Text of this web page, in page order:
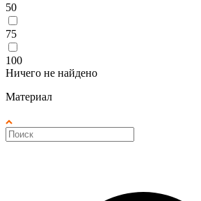
50
75
100
Ничего не найдено
Материал